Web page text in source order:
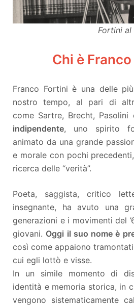
Fortini al
Chi è
Franco Fortini è una delle
nostro tempo, al pari di
come Sartre, Brecht, Pasolini
indipendente, uno spirito
animato da una grande
e morale con pochi
ricerca delle “verità”.
Poeta, saggista, critico
insegnante, ha avuto una
generazioni e i movimenti del
giovani. Oggi il suo nome è
così come appaiono
cui egli lottò e visse.
In un simile momento di
identità e memoria storica, in
vengono sistematicamente